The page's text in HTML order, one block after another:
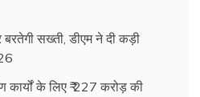
सख्ती, डीएम ने दी कड़ी
कार्यों के लिए ₹ 227 करोड़ की